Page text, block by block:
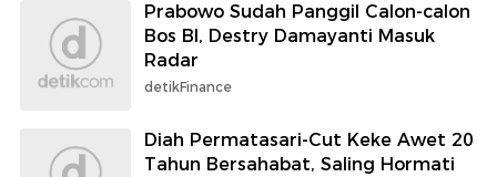
Prabowo Sudah Panggil Calon-calon
Bos BI, Destry Damayanti Masuk
Radar
detikFinance
Diah Permatasari-Cut Keke Awet 20
Tahun Bersahabat, Saling Hormati